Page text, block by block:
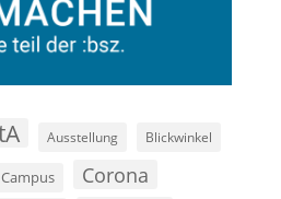
Ausstellung Blickwinkel
Campus Corona